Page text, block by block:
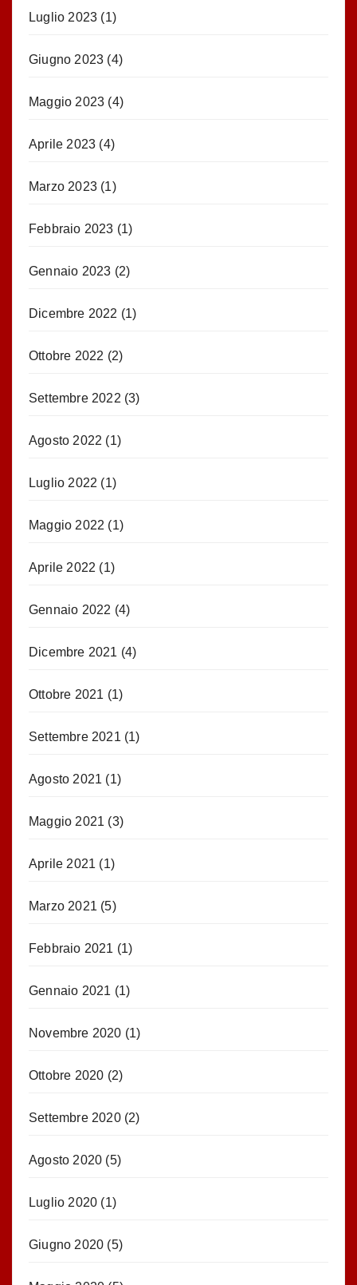
Luglio 2023 (1)
Giugno 2023 (4)
Maggio 2023 (4)
Aprile 2023 (4)
Marzo 2023 (1)
Febbraio 2023 (1)
Gennaio 2023 (2)
Dicembre 2022 (1)
Ottobre 2022 (2)
Settembre 2022 (3)
Agosto 2022 (1)
Luglio 2022 (1)
Maggio 2022 (1)
Aprile 2022 (1)
Gennaio 2022 (4)
Dicembre 2021 (4)
Ottobre 2021 (1)
Settembre 2021 (1)
Agosto 2021 (1)
Maggio 2021 (3)
Aprile 2021 (1)
Marzo 2021 (5)
Febbraio 2021 (1)
Gennaio 2021 (1)
Novembre 2020 (1)
Ottobre 2020 (2)
Settembre 2020(2)
Agosto 2020 (5)
Luglio 2020 (1)
Giugno 2020 (5)